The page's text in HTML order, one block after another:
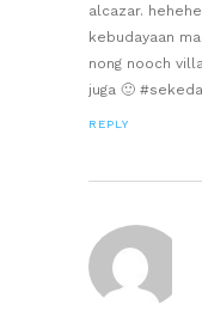
alcazar.
kebudayaan
nong nooch
juga 🙂
REPLY